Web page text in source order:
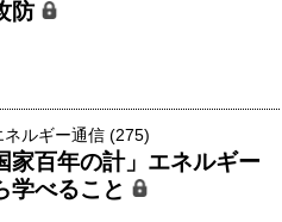
防
ネルギー通信 (275)
家百年の計」エネルギー
学べること